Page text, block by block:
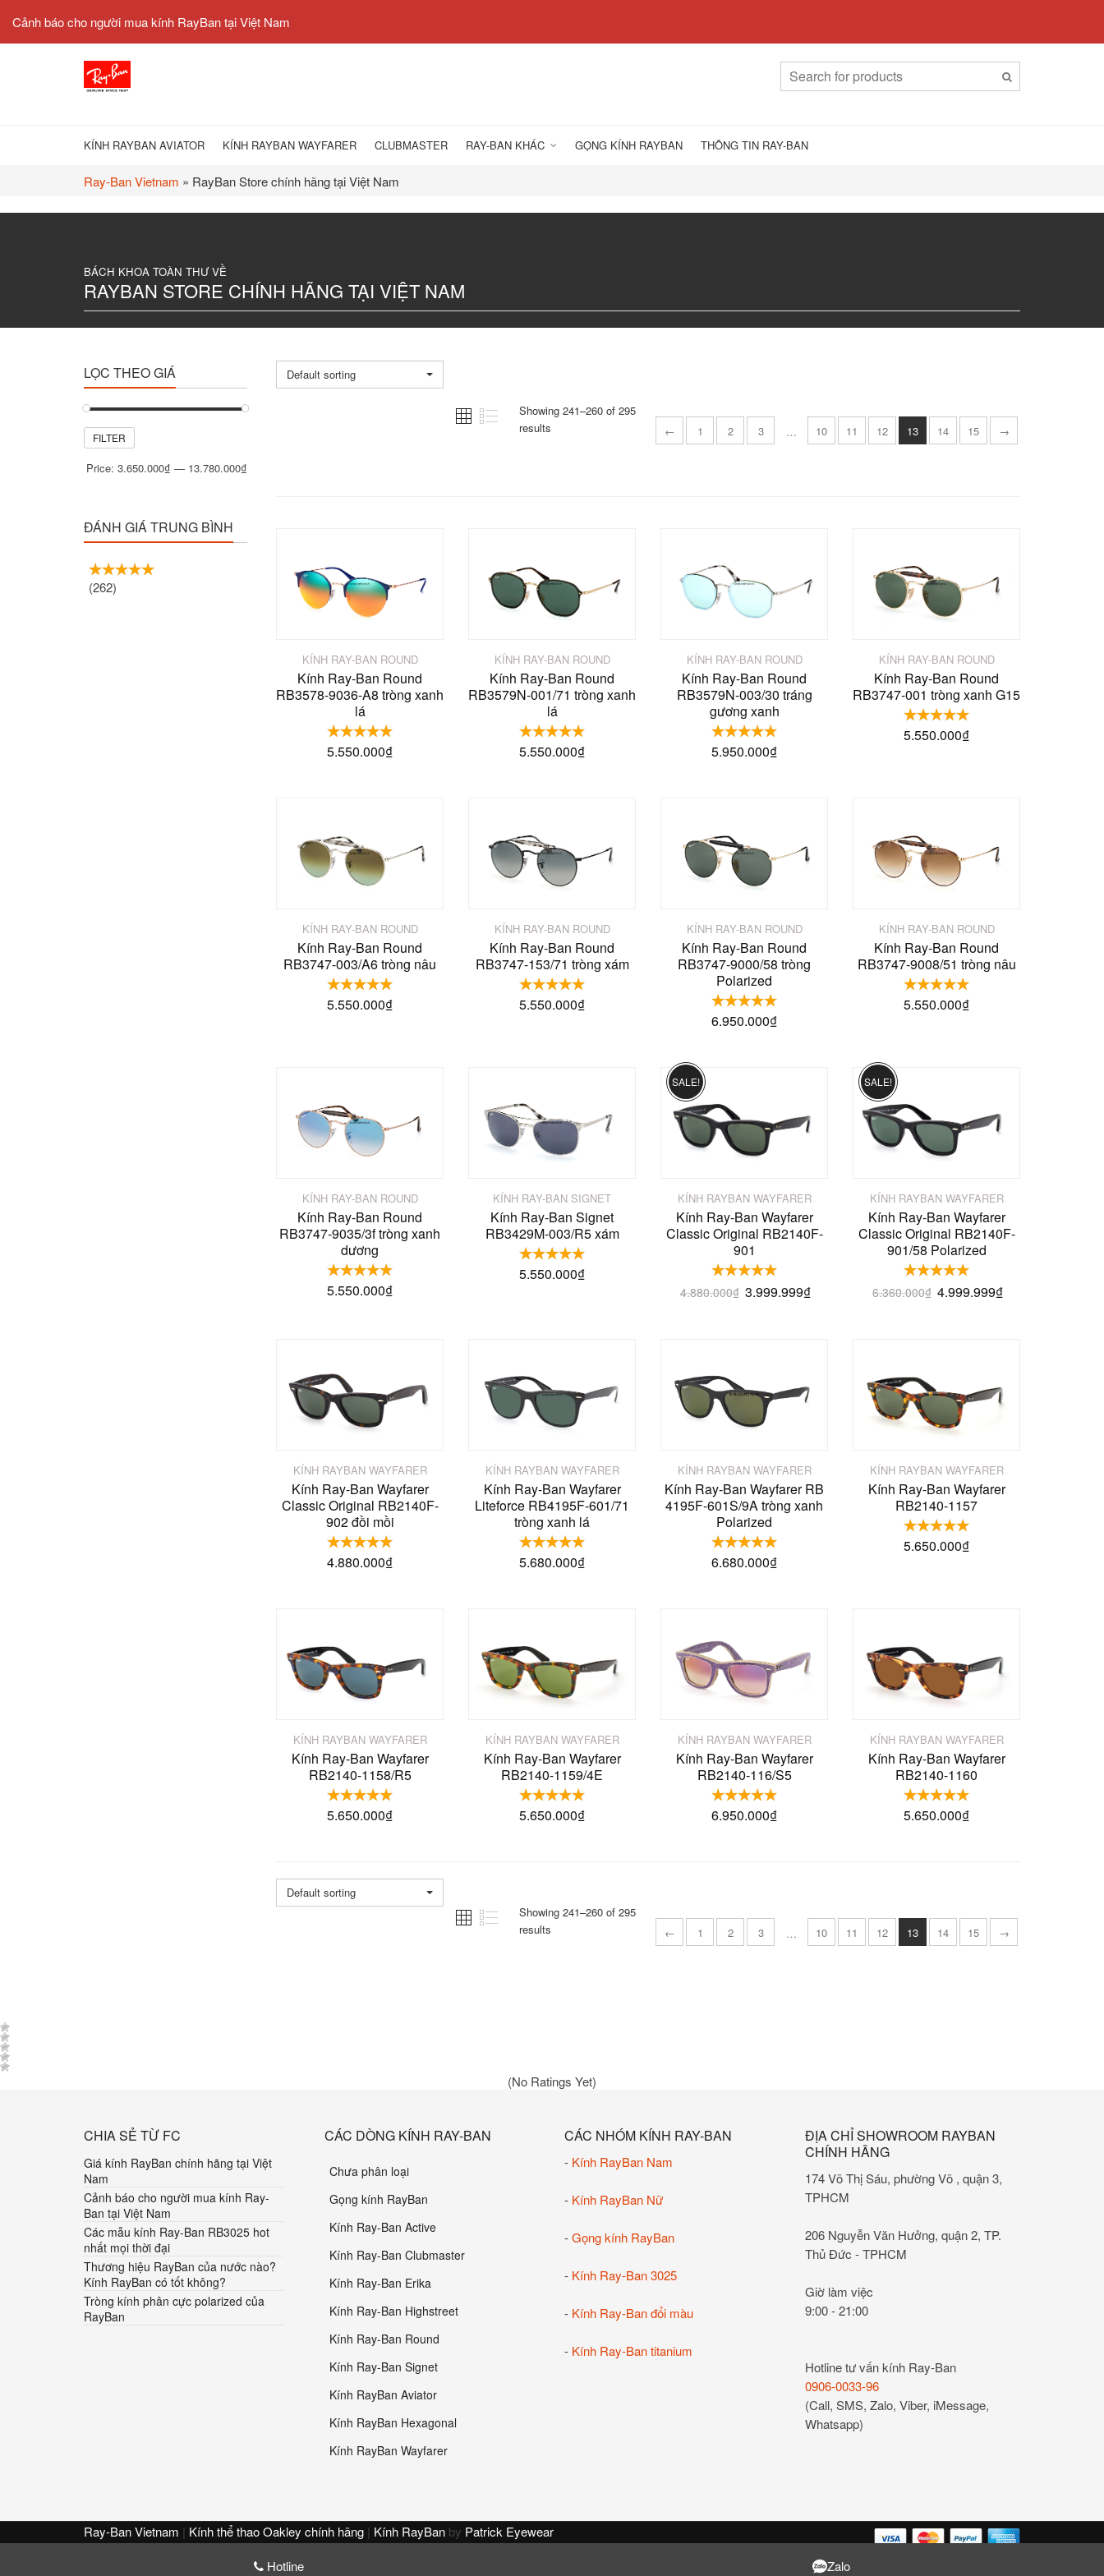
Cảnh báo cho người mua kính RayBan tại Việt Nam
KÍNH RAYBAN AVIATOR KÍNH RAYBAN WAYFARER CLUBMASTER RAY-BAN KHÁC GỌNG KÍNH RAYBAN THÔNG TIN RAY-BAN
Ray-Ban Vietnam » RayBan Store chính hãng tại Việt Nam
RAYBAN STORE CHÍNH HÃNG TẠI VIỆT NAM
Default sorting
← 1 2 3 … 10 11 12 13 14 15 →
Showing 241–260 of 295
results
KÍNH RAY-BAN ROUND
Kính Ray-Ban Round
RB3578-9036-A8 tròng xanh
lá
5.550.000₫
KÍNH RAY-BAN ROUND
Kính Ray-Ban Round
RB3579N-001/71 tròng xanh
lá
5.550.000₫
KÍNH RAY-BAN ROUND
Kính Ray-Ban Round
RB3579N-003/30 tráng
gương xanh
5.950.000₫
KÍNH RAY-BAN ROUND
Kính Ray-Ban Round
RB3747-001 tròng xanh G15
5.550.000₫
KÍNH RAY-BAN ROUND
Kính Ray-Ban Round
RB3747-003/A6 tròng nâu
5.550.000₫
KÍNH RAY-BAN ROUND
Kính Ray-Ban Round
RB3747-153/71 tròng xám
5.550.000₫
KÍNH RAY-BAN ROUND
Kính Ray-Ban Round
RB3747-9000/58 tròng
Polarized
6.950.000₫
KÍNH RAY-BAN ROUND
Kính Ray-Ban Round
RB3747-9008/51 tròng nâu
5.550.000₫
KÍNH RAY-BAN ROUND
Kính Ray-Ban Round
RB3747-9035/3f tròng xanh
dương
5.550.000₫
KÍNH RAY-BAN SIGNET
Kính Ray-Ban Signet
RB3429M-003/R5 xám
5.550.000₫
KÍNH RAYBAN WAYFARER
Kính Ray-Ban Wayfarer
Classic Original RB2140F-
901
4.880.000₫ 3.999.999₫
SALE!
KÍNH RAYBAN WAYFARER
Kính Ray-Ban Wayfarer
Classic Original RB2140F-
901/58 Polarized
6.360.000₫ 4.999.999₫
SALE!
KÍNH RAYBAN WAYFARER
Kính Ray-Ban Wayfarer
Classic Original RB2140F-
902 đồi mồi
4.880.000₫
KÍNH RAYBAN WAYFARER
Kính Ray-Ban Wayfarer
Liteforce RB4195F-601/71
tròng xanh lá
5.680.000₫
KÍNH RAYBAN WAYFARER
Kính Ray-Ban Wayfarer RB
4195F-601S/9A tròng xanh
Polarized
6.680.000₫
KÍNH RAYBAN WAYFARER
Kính Ray-Ban Wayfarer
RB2140-1157
5.650.000₫
KÍNH RAYBAN WAYFARER
Kính Ray-Ban Wayfarer
RB2140-1158/R5
5.650.000₫
KÍNH RAYBAN WAYFARER
Kính Ray-Ban Wayfarer
RB2140-1159/4E
5.650.000₫
KÍNH RAYBAN WAYFARER
Kính Ray-Ban Wayfarer
RB2140-116/S5
6.950.000₫
KÍNH RAYBAN WAYFARER
Kính Ray-Ban Wayfarer
RB2140-1160
5.650.000₫
Default sorting
← 1 2 3 … 10 11 12 13 14 15 →
Showing 241–260 of 295
results
LỌC THEO GIÁ
FILTER
Price: 3.650.000₫ — 13.780.000₫
ĐÁNH GIÁ TRUNG BÌNH
(262)
(No Ratings Yet)
CHIA SẺ TỪ FC
Giá kính RayBan chính hãng tại Việt
Nam
Cảnh báo cho người mua kính Ray-
Ban tại Việt Nam
Các mẫu kính Ray-Ban RB3025 hot
nhất mọi thời đại
Thương hiệu RayBan của nước nào?
Kính RayBan có tốt không?
Tròng kính phân cực polarized của
RayBan
CÁC DÒNG KÍNH RAY-BAN
Chưa phân loại
Gọng kính RayBan
Kính Ray-Ban Active
Kính Ray-Ban Clubmaster
Kính Ray-Ban Erika
Kính Ray-Ban Highstreet
Kính Ray-Ban Round
Kính Ray-Ban Signet
Kính RayBan Aviator
Kính RayBan Hexagonal
Kính RayBan Wayfarer
CÁC NHÓM KÍNH RAY-BAN
- Kính RayBan Nam
- Kính RayBan Nữ
-Gọng kính RayBan
- Kính Ray-Ban 3025
- Kính Ray-Ban đổi màu
- Kính Ray-Ban titanium
ĐỊA CHỈ SHOWROOM RAYBAN
CHÍNH HÃNG
174 Võ Thị Sáu, phường Võ , quận 3,
TPHCM
206 Nguyễn Văn Hưởng, quận 2, TP.
Thủ Đức - TPHCM
Giờ làm việc
9:00 - 21:00
Hotline tư vấn kính Ray-Ban
0906-0033-96
(Call, SMS, Zalo, Viber, iMessage,
Whatsapp)
Ray-Ban Vietnam | Kính thể thao Oakley chính hãng | Kính RayBan by Patrick Eyewear
Hotline Zalo